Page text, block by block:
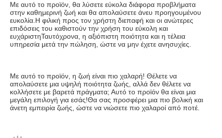
Με αυτό το προϊόν, θα λύσετε εύκολα διάφορα προβλήματα
στην καθημερινή ζωή και θα απολαύσετε άνευ προηγουμένου
ευκολία.Η φιλική προς τον χρήστη διεπαφή και οι ανώτερες
επιδόσεις του καθιστούν την χρήση του εύκολη και
ευχάριστηΤαυτόχρονα, η αξιόπιστη ποιότητα και η τέλεια
υπηρεσία μετά την πώληση, ώστε να μην έχετε ανησυχίες.
Με αυτό το προϊόν, η ζωή είναι πιο χαλαρή! Θέλετε να
απολαύσετε μια υψηλή ποιότητα ζωής, αλλά δεν θέλετε να
κολλήσετε με βαρετά πράγματα; Αυτό το προϊόν θα είναι μια
μεγάλη επιλογή για εσάς!Θα σας προσφέρει μια πιο βολική και
άνετη εμπειρία ζωής, ώστε να νιώσετε πιο χαλαροί από ποτέ.